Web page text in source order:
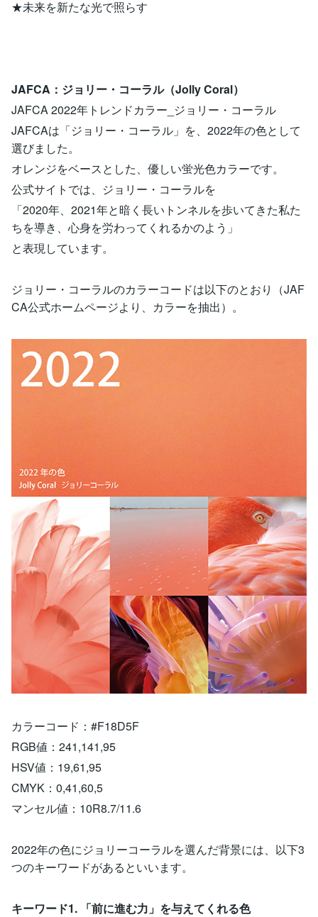
★未来を新たな光で照らす
JAFCA：ジョリー・コーラル（Jolly Coral）
JAFCA 2022年トレンドカラー_ジョリー・コーラル
JAFCAは「ジョリー・コーラル」を、2022年の色として
選びました。
オレンジをベースとした、優しい蛍光色カラーです。
公式サイトでは、ジョリー・コーラルを
「2020年、2021年と暗く長いトンネルを歩いてきた私た
ちを導き、心身を労わってくれるかのよう」
と表現しています。
ジョリー・コーラルのカラーコードは以下のとおり（JAF
CA公式ホームページより、カラーを抽出）。
カラーコード：#F18D5F
RGB値：241,141,95
HSV値：19,61,95
CMYK：0,41,60,5
マンセル値：10R8.7/11.6
2022年の色にジョリーコーラルを選んだ背景には、以下3
つのキーワードがあるといいます。
キーワード1. 「前に進む力」を与えてくれる色